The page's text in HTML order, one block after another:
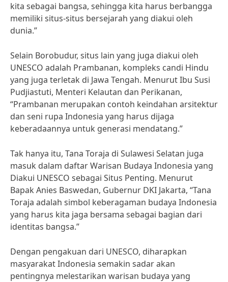
kita sebagai bangsa, sehingga kita harus berbangga
memiliki situs-situs bersejarah yang diakui oleh
dunia.”
Selain Borobudur, situs lain yang juga diakui oleh
UNESCO adalah Prambanan, kompleks candi Hindu
yang juga terletak di Jawa Tengah. Menurut Ibu Susi
Pudjiastuti, Menteri Kelautan dan Perikanan,
“Prambanan merupakan contoh keindahan arsitektur
dan seni rupa Indonesia yang harus dijaga
keberadaannya untuk generasi mendatang.”
Tak hanya itu, Tana Toraja di Sulawesi Selatan juga
masuk dalam daftar Warisan Budaya Indonesia yang
Diakui UNESCO sebagai Situs Penting. Menurut
Bapak Anies Baswedan, Gubernur DKI Jakarta, “Tana
Toraja adalah simbol keberagaman budaya Indonesia
yang harus kita jaga bersama sebagai bagian dari
identitas bangsa.”
Dengan pengakuan dari UNESCO, diharapkan
masyarakat Indonesia semakin sadar akan
pentingnya melestarikan warisan budaya yang